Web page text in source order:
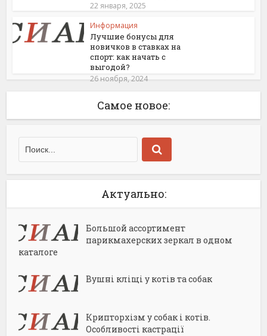
22 января, 2025
Информация
Лучшие бонусы для
новичков в ставках на
спорт: как начать с
выгодой?
26 ноября, 2024
Самое новое:
Актуально:
Большой ассортимент
парикмахерских зеркал в одном
каталоге
Вушні кліщі у котів та собак
Крипторхізм у собак і котів.
Особливості кастрації